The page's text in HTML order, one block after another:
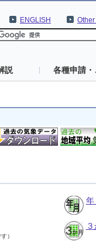
ENGLISH
説 各種申請
年
）